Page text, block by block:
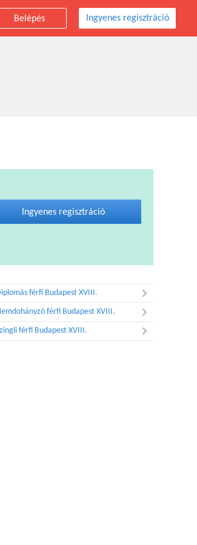
Belépés Ingyenes regisztráció
Ingyenes regisztráció
férfi Budapest XVIII.
férfi Budapest XVIII.
férfi Budapest XVIII.